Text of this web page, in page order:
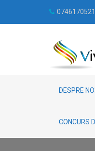
0746170521
DESPRE NOI
CONCURS